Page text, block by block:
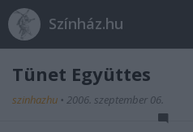
Színház.hu
Tünet Együttes
szinhazhu • 2006. szeptember 06.